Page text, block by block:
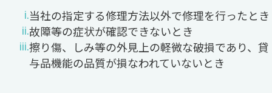
当社の指定する修理方法以外で修理を行ったとき
故障等の症状が確認できないとき
擦り傷、しみ等の外見上の軽微な破損であり、貸
与品機能の品質が損なわれていないとき